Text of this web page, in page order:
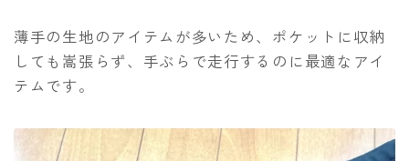
薄手の生地のアイテムが多いため、ポケットに収納
しても嵩張らず、手ぶらで走行するのに最適なアイ
テムです。